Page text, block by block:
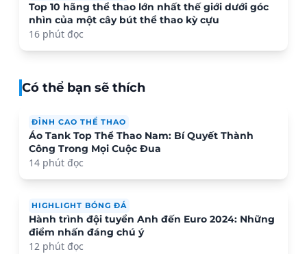
Top 10 hãng thể thao lớn nhất thế giới dưới góc
nhìn của một cây bút thể thao kỳ cựu
16 phút đọc
Có thể bạn sẽ thích
ĐỈNH CAO THỂ THAO
Áo Tank Top Thể Thao Nam: Bí Quyết Thành
Công Trong Mọi Cuộc Đua
14 phút đọc
HIGHLIGHT BÓNG ĐÁ
Hành trình đội tuyển Anh đến Euro 2024: Những
điểm nhấn đáng chú ý
12 phút đọc